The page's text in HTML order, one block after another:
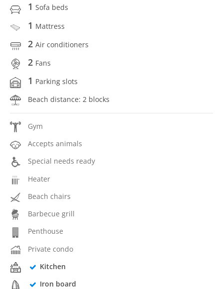
1 Sofa beds
1 Mattress
2 Air conditioners
2 Fans
1 Parking slots
Beach distance: 2 blocks
Gym
Accepts animals
Special needs ready
Heater
Beach chairs
Barbecue grill
Penthouse
Private condo
Kitchen
Iron board